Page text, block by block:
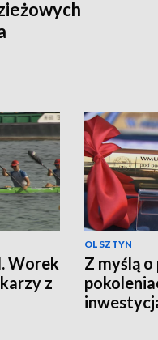
Worek
z
OLSZTYN
Z myślą o